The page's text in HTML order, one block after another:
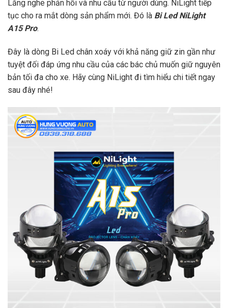
Lắng nghe phản hồi và nhu cầu từ người dùng. NiLight tiếp
tục cho ra mắt dòng sản phẩm mới. Đó là Bi Led NiLight
A15 Pro.
Đây là dòng Bi Led chân xoáy với khả năng giữ zin gần như
tuyệt đối đáp ứng nhu cầu của các bác chủ muốn giữ nguyên
bản tối đa cho xe. Hãy cùng NiLight đi tìm hiểu chi tiết ngay
sau đây nhé!